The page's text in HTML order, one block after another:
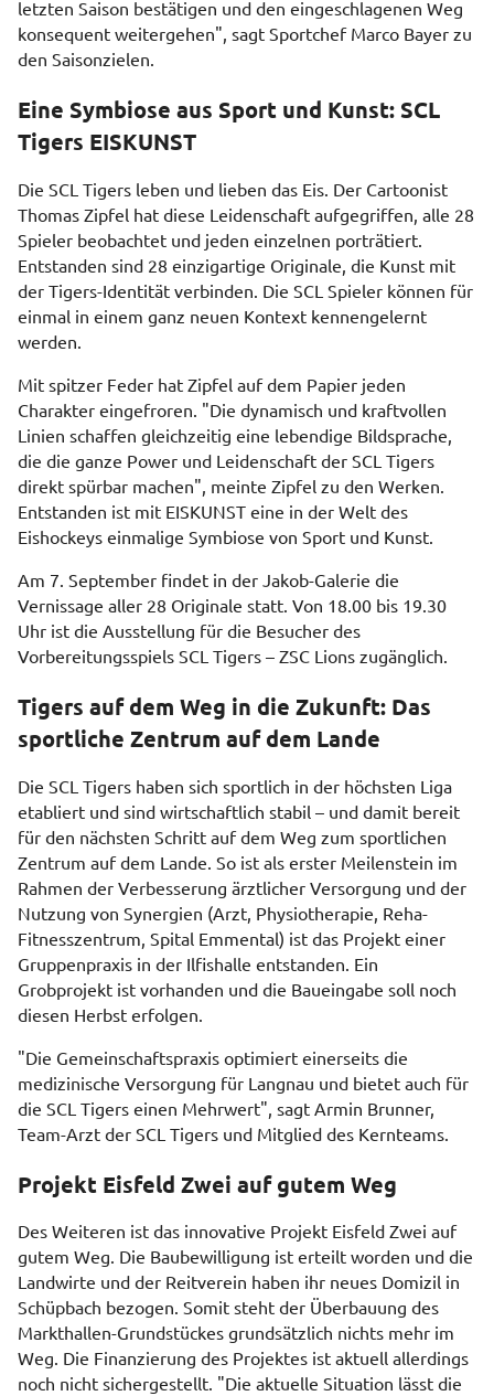
letzten Saison bestätigen und den eingeschlagenen Weg
konsequent weitergehen", sagt Sportchef Marco Bayer zu
den Saisonzielen.
Eine Symbiose aus Sport und Kunst: SCL
Tigers EISKUNST
Die SCL Tigers leben und lieben das Eis. Der Cartoonist
Thomas Zipfel hat diese Leidenschaft aufgegriffen, alle 28
Spieler beobachtet und jeden einzelnen porträtiert.
Entstanden sind 28 einzigartige Originale, die Kunst mit
der Tigers-Identität verbinden. Die SCL Spieler können für
einmal in einem ganz neuen Kontext kennengelernt
werden.
Mit spitzer Feder hat Zipfel auf dem Papier jeden
Charakter eingefroren. "Die dynamisch und kraftvollen
Linien schaffen gleichzeitig eine lebendige Bildsprache,
die die ganze Power und Leidenschaft der SCL Tigers
direkt spürbar machen", meinte Zipfel zu den Werken.
Entstanden ist mit EISKUNST eine in der Welt des
Eishockeys einmalige Symbiose von Sport und Kunst.
Am 7. September findet in der Jakob-Galerie die
Vernissage aller 28 Originale statt. Von 18.00 bis 19.30
Uhr ist die Ausstellung für die Besucher des
Vorbereitungsspiels SCL Tigers – ZSC Lions zugänglich.
Tigers auf dem Weg in die Zukunft: Das
sportliche Zentrum auf dem Lande
Die SCL Tigers haben sich sportlich in der höchsten Liga
etabliert und sind wirtschaftlich stabil – und damit bereit
für den nächsten Schritt auf dem Weg zum sportlichen
Zentrum auf dem Lande. So ist als erster Meilenstein im
Rahmen der Verbesserung ärztlicher Versorgung und der
Nutzung von Synergien (Arzt, Physiotherapie, Reha-
Fitnesszentrum, Spital Emmental) ist das Projekt einer
Gruppenpraxis in der Ilfishalle entstanden. Ein
Grobprojekt ist vorhanden und die Baueingabe soll noch
diesen Herbst erfolgen.
"Die Gemeinschaftspraxis optimiert einerseits die
medizinische Versorgung für Langnau und bietet auch für
die SCL Tigers einen Mehrwert", sagt Armin Brunner,
Team-Arzt der SCL Tigers und Mitglied des Kernteams.
Projekt Eisfeld Zwei auf gutem Weg
Des Weiteren ist das innovative Projekt Eisfeld Zwei auf
gutem Weg. Die Baubewilligung ist erteilt worden und die
Landwirte und der Reitverein haben ihr neues Domizil in
Schüpbach bezogen. Somit steht der Überbauung des
Markthallen-Grundstückes grundsätzlich nichts mehr im
Weg. Die Finanzierung des Projektes ist aktuell allerdings
noch nicht sichergestellt. "Die aktuelle Situation lässt die